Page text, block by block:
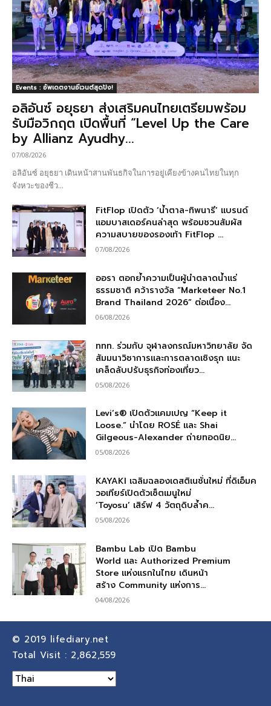
Events : อัพเดตงานอีเวนต์สุดปัง!
อลิอันซ์ อยุธยา ส่งเสริมคนไทยเตรียมพร้อม
รับมือวิกฤต เปิดพื้นที่ “Level Up the Care
by Allianz Ayudhy...
07/08/2026
อลิอันซ์ อยุธยา เดินหน้าสานพันธกิจในการอยู่เคียงข้างคนไทยในทุก
จังหวะของชีว...
FitFlop เปิดตัว ‘น้ำตาล-ทิพนารี’ แบรนด์
แอมบาสเดอร์คนล่าสุด พร้อมชวนสัมผัส
ความสบายของรองเท้า FitFlop ...
07/08/2026
ออรา ตอกย้ำความเป็นผู้นำตลาดน้ำแร่
ธรรมชาติ คว้ารางวัล “Marketeer No.1
Brand Thailand 2026” ต่อเนื่อง...
06/08/2026
ททท. ร่วมกับ จุฬาลงกรณ์มหาวิทยาลัย จัด
สัมมนาวิชาการและการตลาดเชิงรุก แนะ
เคล็ดลับปรับธุรกิจท่องเที่ยว...
05/08/2026
Levi’s® เปิดตัวแคมเปญ “Keep it
Loose.” นำโดย ROSÉ และ Shai
Gilgeous-Alexander ถ่ายทอดนิย...
05/08/2026
KAYAKI เฉลิมฉลองเดสติเนชั่นใหม่ ที่ดิเอ็มค
วอเทียร์เปิดตัวเซ็ตเมนูใหม่
‘Toyosu’ เสิร์ฟ 4 วัตถุดิบล้ำค...
05/08/2026
Bambu Lab เปิด Bambu
World และ Authorized Premium
Store แห่งแรกในไทย เดินหน้า
สร้าง Community แห่งการ...
04/08/2026
© 2019 lifediary.net
Total Visit : 2,862,559